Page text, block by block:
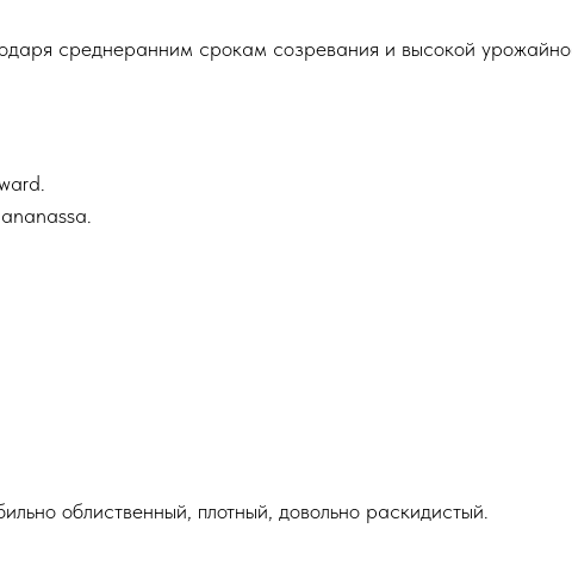
среднеранним срокам созревания и высокой
облиственный, плотный, довольно раскидистый.